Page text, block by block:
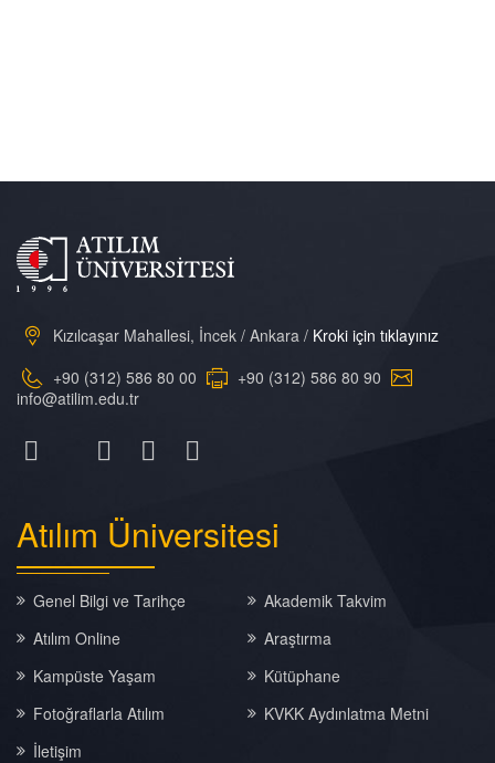
Kızılcaşar Mahallesi, İncek / Ankara / Kroki için tıklayınız
+90 (312) 586 80 00
+90 (312) 586 80 90
info@atilim.edu.tr
Atılım Üniversitesi
Genel Bilgi ve Tarihçe
Akademik Takvim
Atılım Online
Araştırma
Kampüste Yaşam
Kütüphane
Fotoğraflarla Atılım
KVKK Aydınlatma Metni
İletişim